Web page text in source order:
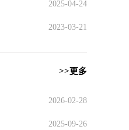
2025-04-24
2023-03-21
>>更多
2026-02-28
2025-09-26